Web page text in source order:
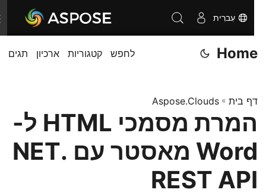
עִברִית
Home לחפש קטגוריות ארכיון תגים
דף בית»
Aspose.Clouds
המרת מסמכי HTML ל-
Word מאסטר עם .NET
REST API